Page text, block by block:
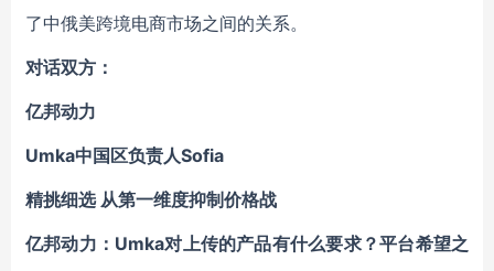
了中俄美跨境电商市场之间的关系。
对话双方：
亿邦动力
Umka中国区负责人Sofia
精挑细选 从第一维度抑制价格战
亿邦动力：Umka对上传的产品有什么要求？平台希望之